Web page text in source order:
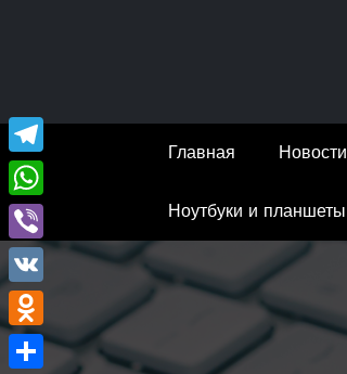
Главная Новости
Ноутбуки и планшеты
Telegram
WhatsApp
Viber
VK
Odnoklassniki